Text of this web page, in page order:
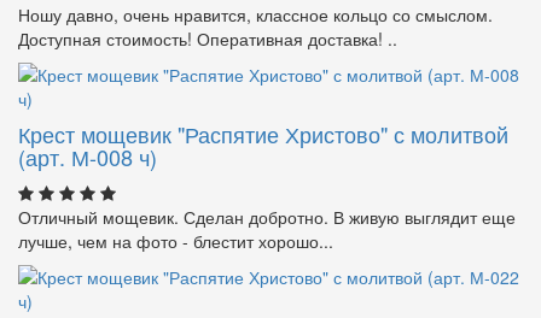
Ношу давно, очень нравится, классное кольцо со смыслом.
Доступная стоимость! Оперативная доставка! ..
Крест мощевик "Распятие Христово" с молитвой
(арт. М-008 ч)
Отличный мощевик. Сделан добротно. В живую выглядит еще
лучше, чем на фото - блестит хорошо...